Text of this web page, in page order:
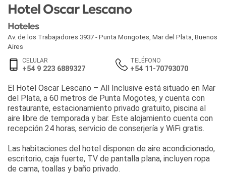
Hotel Oscar Lescano
Hoteles
Av. de los Trabajadores 3937 - Punta Mongotes Mar del Plata Buenos
Aires
CELULAR
+54 9 223 6889327
TELÉFONO
+54 11-70793070
El Hotel Oscar Lescano – All Inclusive está situado en Mar
del Plata, a 60 metros de Punta Mogotes, y cuenta con
restaurante, estacionamiento privado gratuito, piscina al
aire libre de temporada y bar. Este alojamiento cuenta con
recepción 24 horas, servicio de conserjería y WiFi gratis.
Las habitaciones del hotel disponen de aire acondicionado,
escritorio, caja fuerte, TV de pantalla plana, incluyen ropa
de cama, toallas y baño privado.